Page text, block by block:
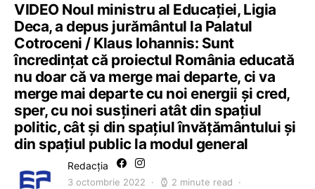
VIDEO Noul ministru al Educației, Ligia
Deca, a depus jurământul la Palatul
Cotroceni / Klaus Iohannis: Sunt
încredințat că proiectul România educată
nu doar că va merge mai departe, ci va
merge mai departe cu noi energii și cred,
sper, cu noi susțineri atât din spațiul
politic, cât și din spațiul învățământului și
din spațiul public la modul general
Redacția
3 octombrie 2022 2 minute read